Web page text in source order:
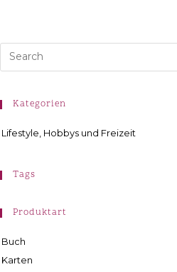
Kategorien
Lifestyle, Hobbys und Freizeit
Tags
Produktart
Buch
Karten